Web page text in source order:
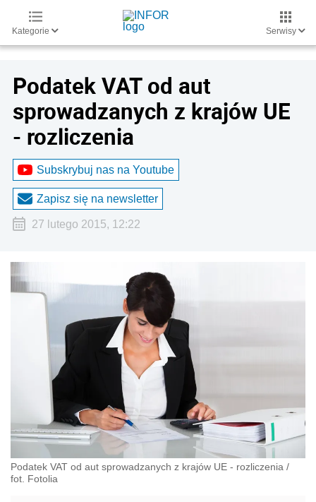
Kategorie Serwisy
Podatek VAT od aut
sprowadzanych z krajów UE
- rozliczenia
Subskrybuj nas na Youtube
Zapisz się na newsletter
27 lutego 2015, 12:22
Podatek VAT od aut sprowadzanych z krajów UE - rozliczenia /
fot. Fotolia